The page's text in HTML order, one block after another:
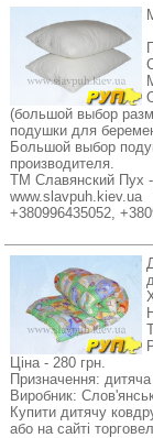
(большой выбор
подушки для
Большой выбор
производителя.
ТМ Славянский Пух -
www.slavpuh.kiev.ua
+380996435052,
Ціна - 280 грн.
Призначення:
Виробник:
Купити дитячу
або на сайті